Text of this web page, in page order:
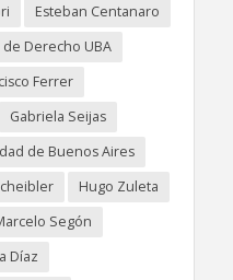
Esteban Centanaro
de Derecho UBA
Ferrer
Gabriela Seijas
de Buenos Aires
Hugo Zuleta
Segón
Díaz